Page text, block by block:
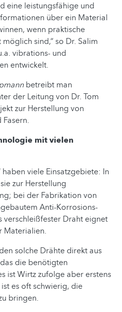
eine leistungsfähige und
über ein Material
wenn praktische
sind,“ so Dr. Salim
vibrations- und
entwickelt.
betreibt man
der Leitung von Dr. Tom
zur Herstellung von
mit vielen
viele Einsatzgebiete: In
zur Herstellung
bei der Fabrikation von
Anti-Korrosions-
verschleißfester Draht eignet
Materialien.
solche Drähte direkt aus
die benötigten
ist Wirtz zufolge aber erstens
es oft schwierig, die
bringen.